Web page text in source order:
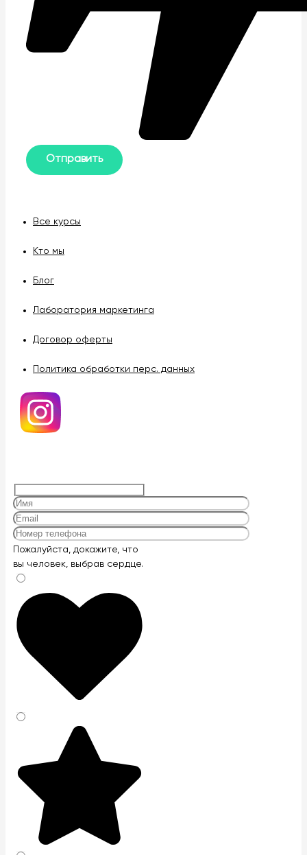
Все курсы
Кто мы
Блог
Лаборатория маркетинга
Договор оферты
Политика обработки перс. данных
Оставьте
это
поле
пустым.
Пожалуйста, докажите, что
вы человек, выбравсердце.